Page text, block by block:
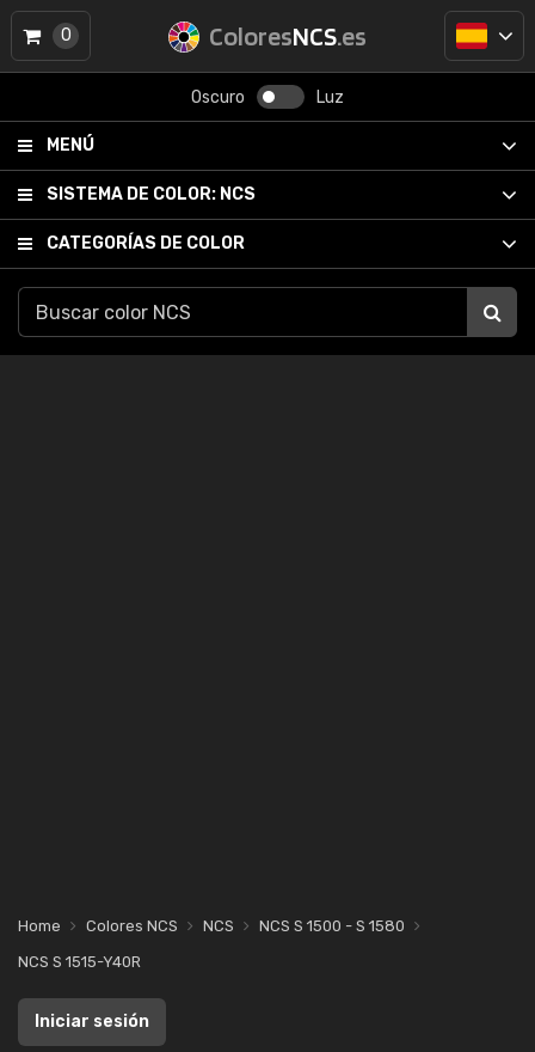
ColoresNCS.es
Oscuro Luz
MENÚ
SISTEMA DE COLOR: NCS
CATEGORÍAS DE COLOR
0
Home Colores NCS NCS
NCS S 1500 - S 1580
NCS S 1515-Y40R
Iniciar sesión